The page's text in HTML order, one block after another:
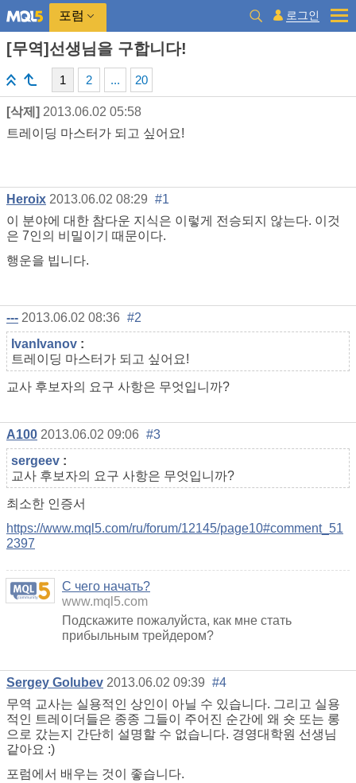
포럼 로그인
[무역]선생님을 구합니다!
1 2 ... 20
[삭제] 2013.06.02 05:58
트레이딩 마스터가 되고 싶어요!
Heroix 2013.06.02 08:29 #1
이 분야에 대한 참다운 지식은 이렇게 전승되지 않는다. 이것
은 7인의 비밀이기 때문이다.
행운을 빕니다.
--- 2013.06.02 08:36 #2
IvanIvanov :
트레이딩 마스터가 되고 싶어요!
교사 후보자의 요구 사항은 무엇입니까?
A100 2013.06.02 09:06 #3
sergeev :
교사 후보자의 요구 사항은 무엇입니까?
최소한 인증서
https://www.mql5.com/ru/forum/12145/page10#comment_51
2397
С чего начать?
www.mql5.com
Подскажите пожалуйста, как мне стать
прибыльным трейдером?
Sergey Golubev 2013.06.02 09:39 #4
무역 교사는 실용적인 상인이 아닐 수 있습니다. 그리고 실용
적인 트레이더들은 종종 그들이 주어진 순간에 왜 숏 또는 롱
으로 갔는지 간단히 설명할 수 없습니다. 경영대학원 선생님
같아요 :)
포럼에서 배우는 것이 좋습니다.